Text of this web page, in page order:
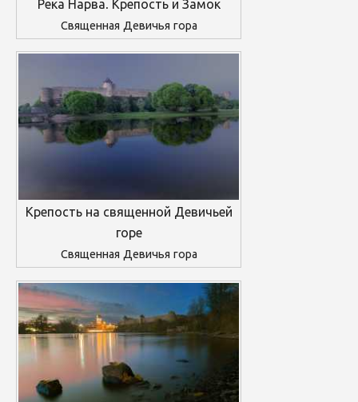
Река Нарва. Крепость и Замок
Священная Девичья гора
Крепость на священной Девичьей
горе
Священная Девичья гора